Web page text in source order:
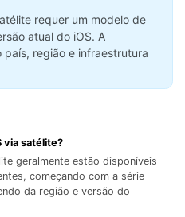
requer um modelo de
atual do iOS. A
região e infraestrutura
via satélite?
geralmente estão disponíveis
começando com a série
da região e versão do